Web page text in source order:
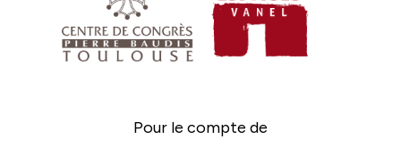
Pour le compte de